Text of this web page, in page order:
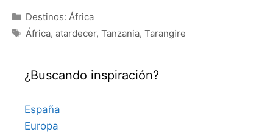
Categorías
Destinos: África
Etiquetas
África, atardecer, Tanzania, Tarangire
¿Buscando inspiración?
España
Europa